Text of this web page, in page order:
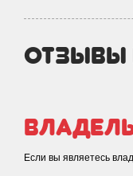
отзывы
Если вы являетесь